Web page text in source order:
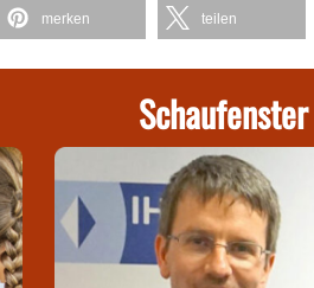
merken teilen
Schaufenster